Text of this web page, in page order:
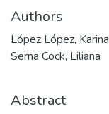
Authors
López López, Karina
Serna Cock, Liliana
Abstract